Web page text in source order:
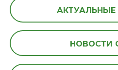
НОВОСТИ